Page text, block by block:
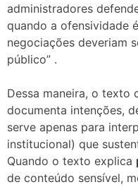
administradores
quando a ofensividade
negociações deveriam
público” .
Dessa maneira, o texto
documenta intenções,
serve apenas para
institucional) que
Quando o texto explica
de conteúdo sensível,